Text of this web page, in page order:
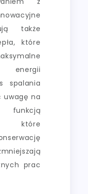
także
które
spalania
uwagę na
które
prac